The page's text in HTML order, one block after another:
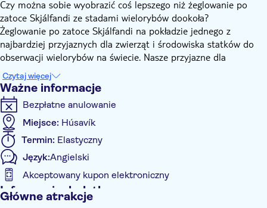
Czy można sobie wyobrazić coś lepszego niż żeglowanie po
zatoce Skjálfandi ze stadami wielorybów dookoła?
Żeglowanie po zatoce Skjálfandi na pokładzie jednego z
najbardziej przyjaznych dla zwierząt i środowiska statków do
obserwacji wielorybów na świecie. Nasze przyjazne dla
środowiska łodzie są zasilane energią elektryczną, dzięki czemu
są całkowicie ciche. Będziesz ślizgać się po morzu, pozwalając ci
cicho zbliżyć się do wielorybów w ich naturalnym środowisku,
powodując ich minimalne zakłócenia.
Wycieczka Husavik Original Silent Whale Watching to jedyna w
swoim rodzaju okazja do obserwowania wielorybów przy
jednoczesnym zmniejszeniu śladu węglowego do zera.
Elektryczna, przyjazna dla środowiska, neutralna pod względem
emisji dwutlenku węgla łódź to doświadczenie, którego nigdy
nie zapomnisz! Zrównoważone podejście do natury łączy się z
profesjonalną załogą, specjalnie przeszkoloną w zakresie
Czytaj więcej
Ważne informacje
Bezpłatne anulowanie
Miejsce: Húsavík
Termin: Elastyczny
Język:Angielski
Akceptowany kupon elektroniczny
Informacje dodatkowe
Główne atrakcje